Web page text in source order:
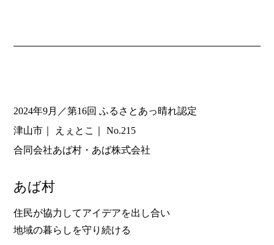
2024年9月／第16回 ふるさとあっ晴れ認定
津山市
えぇとこ
No.215
合同会社あば村・あば株式会社
あば村
住民が協力してアイデアを出し合い
地域の暮らしを守り続ける